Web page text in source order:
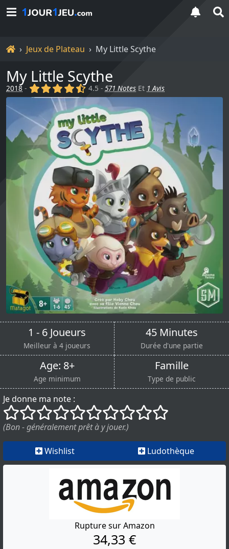
Accueil
Jeux de Plateau My Little Scythe
My Little Scythe
2018 - (x) (x) (x) (x) (,)4.5 -571 Notes Et 1 Avis
1 - 6 Joueurs
Meilleur à 4 joueurs
45 Minutes
Durée d'une partie
Age: 8+
Age minimum
Famille
Type de public
Je donne ma note :
()
() () () () () () () ()
()
(Bon - généralement prêt à y jouer.)
Wishlist Ludothèque
Rupture sur Amazon
34,33 €